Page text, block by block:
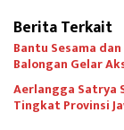
Berita Terkait
Bantu Sesama
Balongan Gelar
Aerlangga Satrya
Tingkat Provinsi